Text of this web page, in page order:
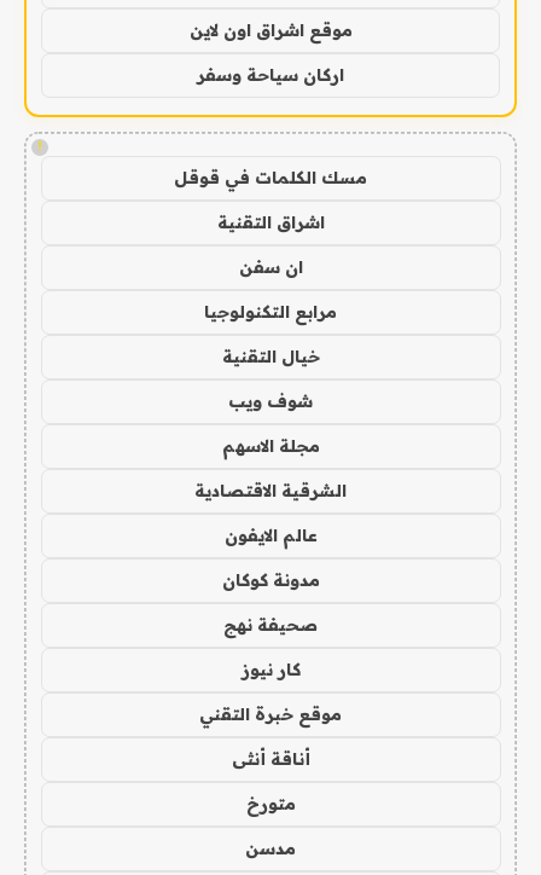
موقع اشراق اون لاين
اركان سياحة وسفر
!
مسك الكلمات في قوقل
اشراق التقنية
ان سفن
مرابع التكنولوجيا
خيال التقنية
شوف ويب
مجلة الاسهم
الشرقية الاقتصادية
عالم الايفون
مدونة كوكان
صحيفة نهج
كار نيوز
موقع خبرة التقني
أناقة أنثى
متورخ
مدسن